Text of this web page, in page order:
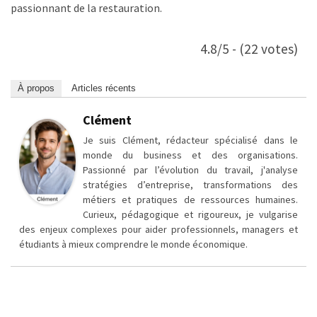
passionnant de la restauration.
4.8/5 - (22 votes)
À propos Articles récents
Clément
Je suis Clément, rédacteur spécialisé dans le
monde du business et des organisations.
Passionné par l’évolution du travail, j'analyse
stratégies d’entreprise, transformations des
métiers et pratiques de ressources humaines.
Curieux, pédagogique et rigoureux, je vulgarise
des enjeux complexes pour aider professionnels, managers et
étudiants à mieux comprendre le monde économique.